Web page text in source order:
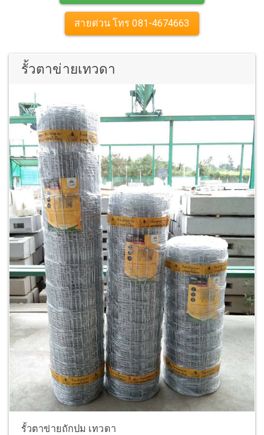
สายด่วน โทร 081-4674663
รั้วตาข่ายเทวดา
รั้วตาข่ายถักปม เทวดา